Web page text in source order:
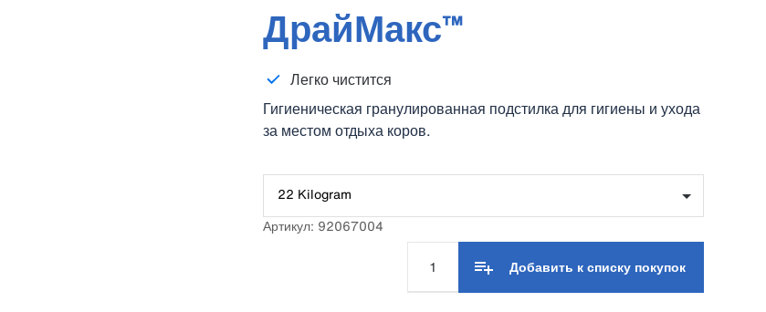
ДрайМакс™
Легко чистится
Гигиеническая гранулированная подстилка для гигиены и ухода
за местом отдыха коров.
22 Kilogram
Артикул: 92067004
Добавить к списку покупок